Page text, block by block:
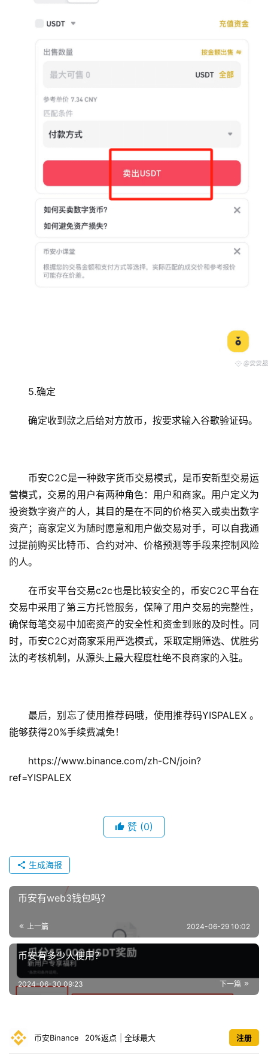
5.确定
确定收到款之后给对方放币，按要求输入谷歌验证码。
币安C2C是一种数字货币交易模式，是币安新型交易运
营模式，交易的用户有两种角色：用户和商家。用户定义为
投资数字资产的人，其目的是在不同的价格买入或卖出数字
资产；商家定义为随时愿意和用户做交易对手，可以自我通
过提前购买比特币、合约对冲、价格预测等手段来控制风险
的人。
在币安平台交易c2c也是比较安全的，币安C2C平台在
交易中采用了第三方托管服务，保障了用户交易的完整性，
确保每笔交易中加密资产的安全性和资金到账的及时性。同
时，币安C2C对商家采用严选模式，采取定期筛选、优胜劣
汰的考核机制，从源头上最大程度杜绝不良商家的入驻。
最后，别忘了使用推荐码哦，使用推荐码YISPALEX 。
能够获得20%手续费减免！
https://www.binance.com/zh-CN/join?
ref=YISPALEX
赞 (0)
生成海报
币安有web3钱包吗？
上一篇 2024-06-29 10:02
币安有多少人使用？
下一篇
2024-06-30 09:23
币安Binance 20%返点 全球最大 注册